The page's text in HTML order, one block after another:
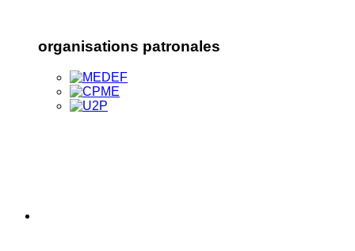
organisations patronales